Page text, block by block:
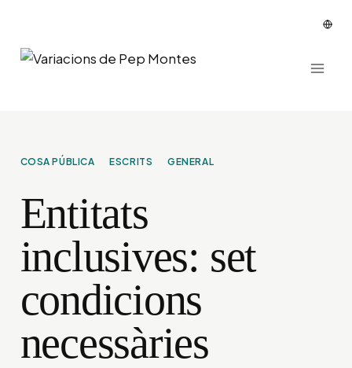
contingut
COSA PÚBLICA ESCRITS GENERAL
Entitats
inclusives: set
condicions
necessàries